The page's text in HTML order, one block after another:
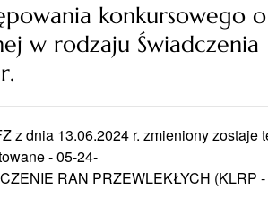
konkursowego o
w rodzaju Świadczenia
z dnia 13.06.2024 r. zmieniony zostaje
- 05-24-
RAN PRZEWLEKŁYCH (KLRP -